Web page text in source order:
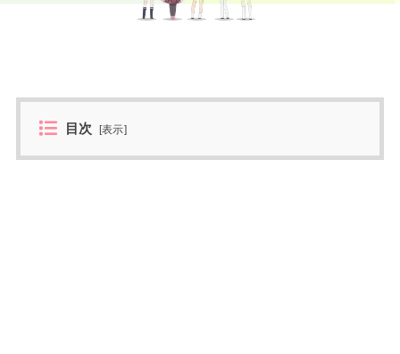
目次 [表示]